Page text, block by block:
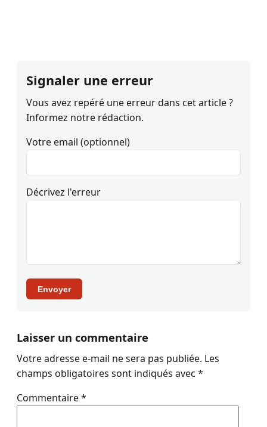
Signaler une erreur
Vous avez repéré une erreur dans cet article ?
Informez notre rédaction.
Votre email (optionnel)
Décrivez l'erreur
Envoyer
Laisser un commentaire
Votre adresse e-mail ne sera pas publiée. Les
champs obligatoires sont indiqués avec *
Commentaire*